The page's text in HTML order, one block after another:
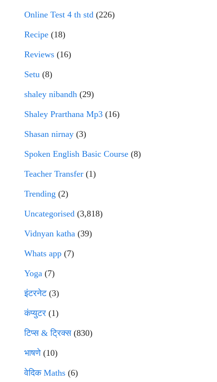
Online Test 4 th std (226)
Recipe (18)
Reviews (16)
Setu (8)
shaley nibandh (29)
Shaley Prarthana Mp3 (16)
Shasan nirnay (3)
Spoken English Basic Course (8)
Teacher Transfer (1)
Trending (2)
Uncategorised (3,818)
Vidnyan katha (39)
Whats app (7)
Yoga (7)
इंटरनेट(3)
कंप्युटर (1)
टिप्स & ट्रिक्स(830)
भाषणे(10)
वेदिक Maths (6)